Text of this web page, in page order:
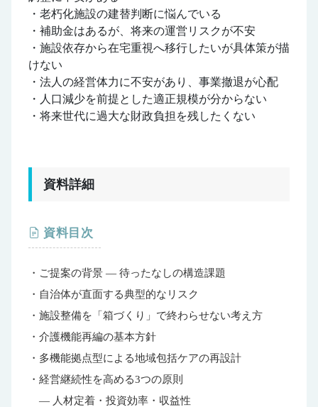
・老朽化施設の建替判断に悩んでいる
・補助金はあるが、将来の運営リスクが不安
・施設依存から在宅重視へ移行したいが具体策が描
けない
・法人の経営体力に不安があり、事業撤退が心配
・人口減少を前提とした適正規模が分からない
・将来世代に過大な財政負担を残したくない
資料詳細
資料目次
・ご提案の背景 ― 待ったなしの構造課題
・自治体が直面する典型的なリスク
・施設整備を「箱づくり」で終わらせない考え方
・介護機能再編の基本方針
・多機能拠点型による地域包括ケアの再設計
・経営継続性を高める3つの原則
― 人材定着・投資効率・収益性